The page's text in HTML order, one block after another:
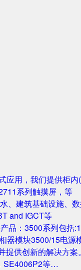
应用，我们提供柜
系列触摸屏，等
、建筑基础设施、
and IGCT等
品：3500系列包括
器模块3500/15电
供创新的解决方
SE4006P2等…